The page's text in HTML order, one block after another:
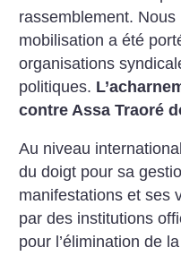
rassemblement.
mobilisation a été
organisations
politiques.
contre Assa Traoré
Au niveau
du doigt pour sa
manifestations et ses
par des institutions
pour l’élimination de